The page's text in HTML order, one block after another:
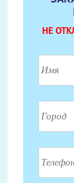
НЕ